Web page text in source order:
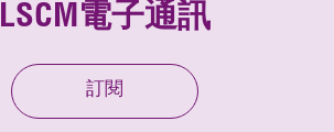
LSCM電子通訊
訂閱